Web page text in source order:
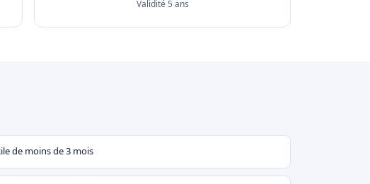
Validité 5 ans
de moins de 3 mois